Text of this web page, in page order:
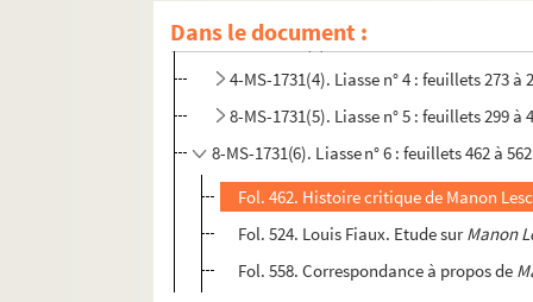
Dans le document :
4-MS-1731(2). Liasse n° 2 : feuillets 102 à
8-MS-1731(3). Liasse n° 3 : feuillets 121 à
4-MS-1731(4). Liasse n° 4 : feuillets 273 à
8-MS-1731(5). Liasse n° 5 : feuillets 299 à
8-MS-1731(6). Liasse n° 6 : feuillets 462 à 562
Fol. 462. Histoire critique de Manon
Fol. 524. Louis Fiaux. Etude surManon
Fol. 558. Correspondance à propos de